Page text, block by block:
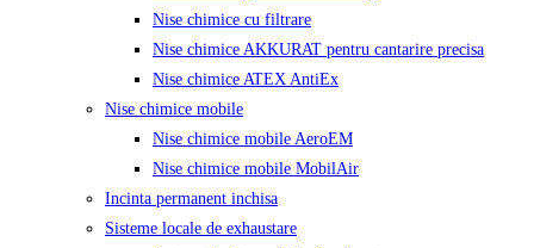
Nise chimice cu filtrare
Nise chimice AKKURAT pentru cantarire precisa
Nise chimice ATEX AntiEx
Nise chimice mobile
Nise chimice mobile AeroEM
Nise chimice mobile MobilAir
Incinta permanent inchisa
Sisteme locale de exhaustare